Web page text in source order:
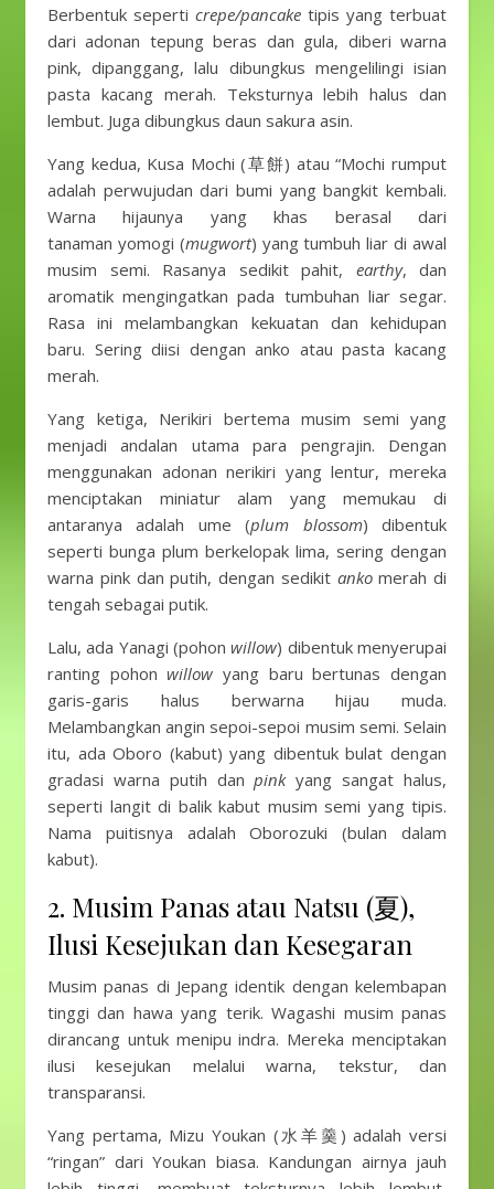
Berbentuk seperti crepe/pancake tipis yang terbuat
dari adonan tepung beras dan gula, diberi warna
pink, dipanggang, lalu dibungkus mengelilingi isian
pasta kacang merah. Teksturnya lebih halus dan
lembut. Juga dibungkus daun sakura asin.
Yang kedua, Kusa Mochi (草餅) atau “Mochi rumput
adalah perwujudan dari bumi yang bangkit kembali.
Warna hijaunya yang khas berasal dari
tanaman yomogi (mugwort) yang tumbuh liar di awal
musim semi. Rasanya sedikit pahit, earthy, dan
aromatik mengingatkan pada tumbuhan liar segar.
Rasa ini melambangkan kekuatan dan kehidupan
baru. Sering diisi dengan anko atau pasta kacang
merah.
Yang ketiga, Nerikiri bertema musim semi yang
menjadi andalan utama para pengrajin. Dengan
menggunakan adonan nerikiri yang lentur, mereka
menciptakan miniatur alam yang memukau di
antaranya adalah ume (plum blossom) dibentuk
seperti bunga plum berkelopak lima, sering dengan
warna pink dan putih, dengan sedikit ankomerah di
tengah sebagai putik.
Lalu, ada Yanagi (pohonwillow) dibentuk menyerupai
ranting pohonwillow yang baru bertunas dengan
garis-garis halus berwarna hijau muda.
Melambangkan angin sepoi-sepoi musim semi. Selain
itu, ada Oboro (kabut) yang dibentuk bulat dengan
gradasi warna putih danpinkyang sangat halus,
seperti langit di balik kabut musim semi yang tipis.
Nama puitisnya adalah Oborozuki (bulan dalam
kabut).
2. Musim Panas atau Natsu (夏),
Ilusi Kesejukan dan Kesegaran
Musim panas di Jepang identik dengan kelembapan
tinggi dan hawa yang terik. Wagashi musim panas
dirancang untuk menipu indra. Mereka menciptakan
ilusi kesejukan melalui warna, tekstur, dan
transparansi.
Yang pertama, Mizu Youkan (水羊羹) adalah versi
“ringan” dari Youkan biasa. Kandungan airnya jauh